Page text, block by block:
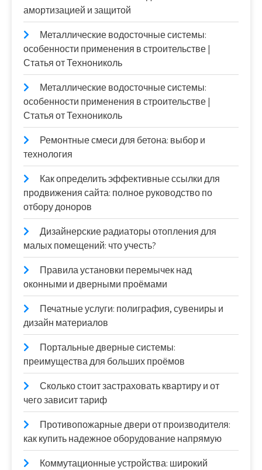
амортизацией и защитой
Металлические водосточные системы:
особенности применения в строительстве |
Статья от Технониколь
Металлические водосточные системы:
особенности применения в строительстве |
Статья от Технониколь
Ремонтные смеси для бетона: выбор и
технология
Как определить эффективные ссылки для
продвижения сайта: полное руководство по
отбору доноров
Дизайнерские радиаторы отопления для
малых помещений: что учесть?
Правила установки перемычек над
оконными и дверными проёмами
Печатные услуги: полиграфия, сувениры и
дизайн материалов
Портальные дверные системы:
преимущества для больших проёмов
Сколько стоит застраховать квартиру и от
чего зависит тариф
Противопожарные двери от производителя:
как купить надежное оборудование напрямую
Коммутационные устройства: широкий